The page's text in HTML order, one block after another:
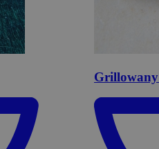
Grillowany